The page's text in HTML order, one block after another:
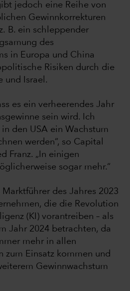
jedoch eine Reihe von
Gewinnkorrekturen
B. ein schleppender
des
in Europa und China
Risiken durch die
und Israel.
es ein verheerendes Jahr
sein wird. Ich
den USA ein Wachstum
werden“, so Capital
Franz. „In einigen
sogar mehr.“
des Jahres 2023
die die Revolution
(KI) vorantreiben – als
Jahr 2024 betrachten, da
mehr in allen
zum Einsatz kommen und
Gewinnwachstum